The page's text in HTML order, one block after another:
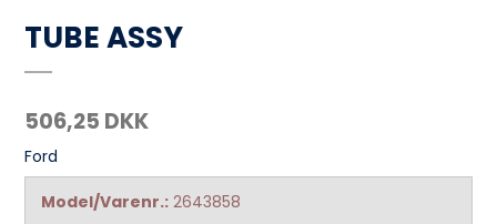
TUBE ASSY
506,25 DKK
Ford
Model/Varenr.: 2643858